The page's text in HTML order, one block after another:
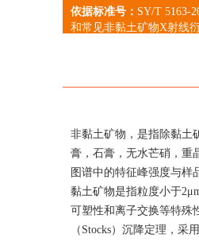
依据标准号： SY/T 5163-
和常见非黏土矿物X射线
非黏土矿物，是指除黏土
膏，石膏，无水芒硝，重
图谱中的特征峰强度与样
黏土矿物是指粒度小于
可塑性和离子交换等特殊
（Stocks）沉降定理，